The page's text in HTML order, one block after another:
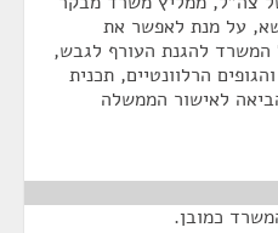
על מנת לאפשר את
להגנת העורף לגבש,
הרלוונטיים, תכנית
לאישור הממשלה
כמובן.